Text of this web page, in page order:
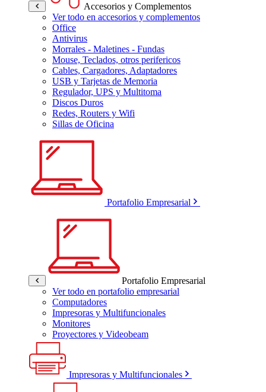
Accesorios y Complementos
Ver todo en accesorios y complementos
Office
Antivirus
Morrales - Maletines - Fundas
Mouse, Teclados, otros perifericos
Cables, Cargadores, Adaptadores
USB y Tarjetas de Memoria
Regulador, UPS y Multitoma
Discos Duros
Redes, Routers y Wifi
Sillas de Oficina
Portafolio Empresarial
Portafolio Empresarial
Ver todo en portafolio empresarial
Computadores
Impresoras y Multifuncionales
Monitores
Proyectores y Videobeam
Impresoras y Multifuncionales